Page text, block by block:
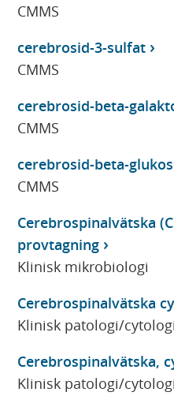
CMMS
cerebrosid-3-sulfat
CMMS
cerebrosid-beta-
CMMS
cerebrosid-beta-
CMMS
Cerebrospinalvätska
provtagning
Klinisk mikrobiologi
Cerebrospinalvätska
Klinisk patologi/cytologi
Cerebrospinalvätska,
Klinisk patologi/cytologi